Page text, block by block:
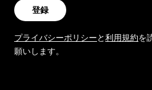
登録
プライバシーポリシーと利用規約を
願いします。